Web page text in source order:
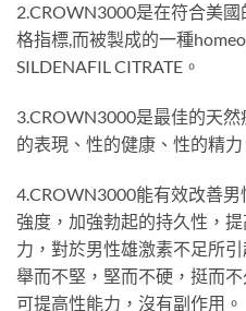
2.CROWN3000是在符合美
格指標,而被製成的一種
SILDENAFIL CITRATE。
3.CROWN3000是最佳的天
的表現、性的健康、性的精力
4.CROWN3000能有效改善
強度，加強勃起的持久性，
力，對於男性雄激素不足所
舉而不堅，堅而不硬，挺而
可提高性能力，沒有副作用。